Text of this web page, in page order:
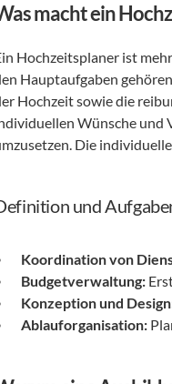
macht ein
Hochzeitsplaner ist
Hauptaufgaben
Hochzeit sowie die
Wünsche und
Die
und
Koordination von
Budgetverwaltung:
Konzeption und
Ablauforganisation: